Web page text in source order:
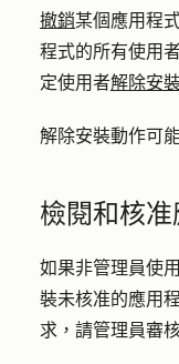
撤銷某個應用程
程式的所有使用
定使用者解除安
解除安裝動作可
檢閱和核
如果非管理員使
裝未核准的應用
求，請管理員審